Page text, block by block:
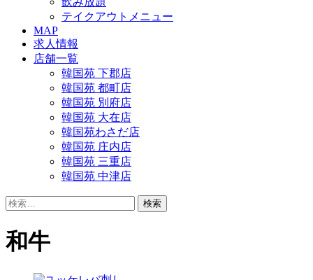
テイクアウトメニュー
MAP
求人情報
店舗一覧
韓国苑 下郡店
韓国苑 都町店
韓国苑 別府店
韓国苑 大在店
韓国苑わさだ店
韓国苑 庄内店
韓国苑 三重店
韓国苑 中津店
検
和牛